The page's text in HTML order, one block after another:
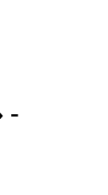
-